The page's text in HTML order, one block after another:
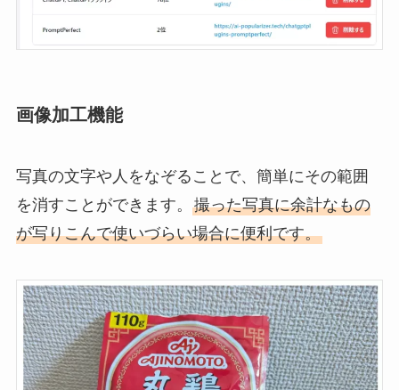
画像加工機能
写真の文字や人をなぞることで、簡単にその範囲
を消すことができます。 撮った写真に余計なもの
が写りこんで使いづらい場合に便利です。